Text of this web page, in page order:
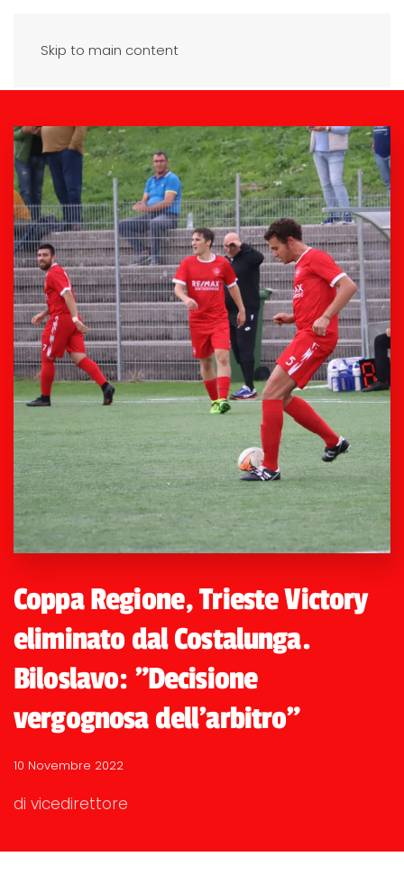
Skip to main content
Coppa Regione, Trieste Victory
eliminato dal Costalunga.
Biloslavo: "Decisione
vergognosa dell'arbitro"
10 Novembre 2022
di vicedirettore